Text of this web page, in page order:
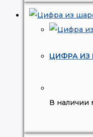
ЦИФРА ИЗ
В наличии